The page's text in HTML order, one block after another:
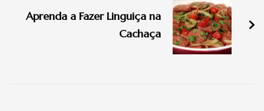
post
Aprenda a Fazer Linguiça na
Cachaça